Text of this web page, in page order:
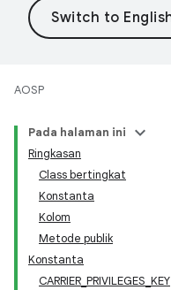
AOSP
Pada halaman ini
Ringkasan
Class bertingkat
Konstanta
Kolom
Metode publik
Konstanta
CARRIER_PRIVILEGES_KEY